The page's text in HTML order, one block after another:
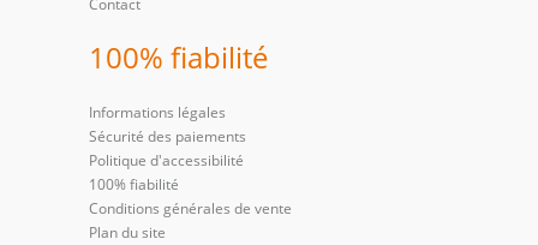
Contact
100% fiabilité
Informations légales
Sécurité des paiements
Politique d'accessibilité
100% fiabilité
Conditions générales de vente
Plan du site